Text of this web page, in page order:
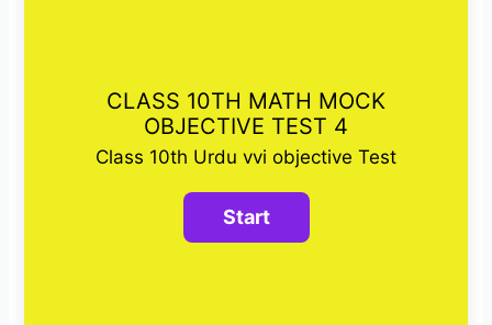
CLASS 10TH MATH MOCK
OBJECTIVE TEST 4
Class 10th Urdu vvi objective Test